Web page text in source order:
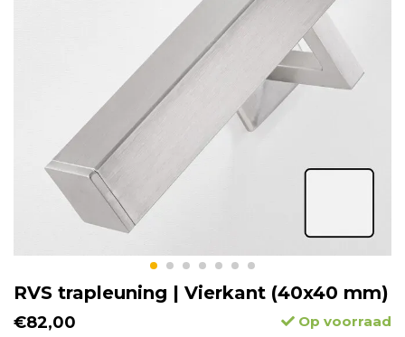
RVS trapleuning | Vierkant (40x40 mm)
€82,00 Op voorraad